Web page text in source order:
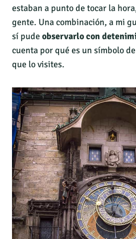
estaban a punto de tocar la
gente. Una combinación, a mi
sí pude observarlo con
cuenta por qué es un símbolo
que lo visites.